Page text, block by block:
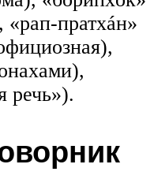
пратхáн»
речь»).